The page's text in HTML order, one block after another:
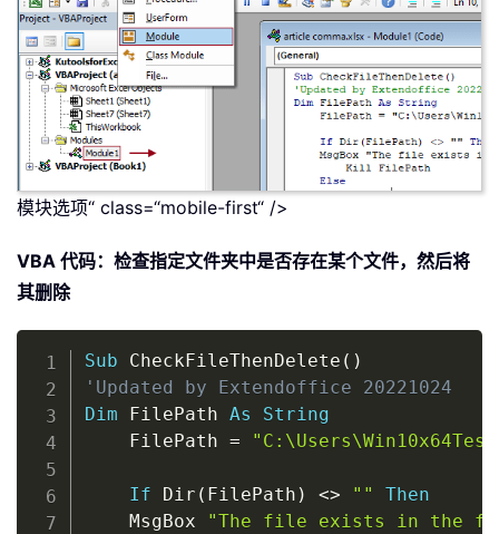
模块选项“ class=“mobile-first“ />
VBA 代码：检查指定文件夹中是否存在某个文件，然后将
其删除
Sub CheckFileThenDelete ( )
'Updated by Extendoffice 20221024
Dim FilePath As
String
    FilePath
=
If Dir ( FilePath ) <> ""
Then
    MsgBox
"The file exists in the